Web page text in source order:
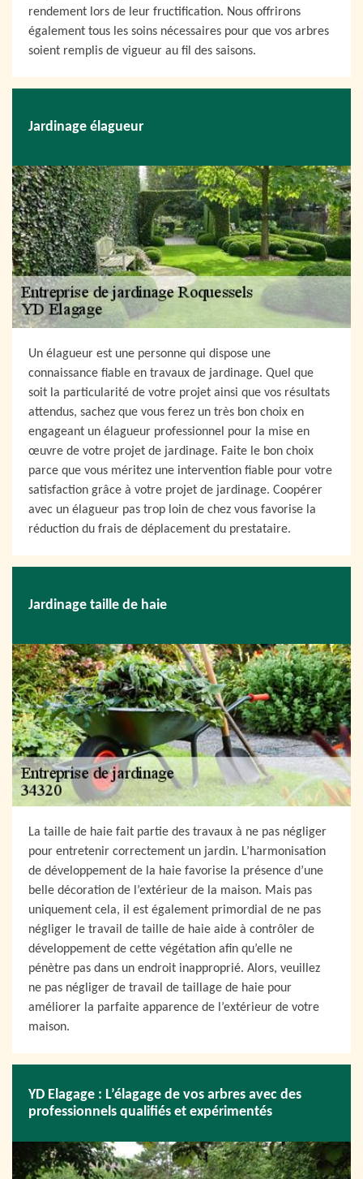
rendement lors de leur fructification. Nous offrirons
également tous les soins nécessaires pour que vos arbres
soient remplis de vigueur au fil des saisons.
Jardinage élagueur
Un élagueur est une personne qui dispose une
connaissance fiable en travaux de jardinage. Quel que
soit la particularité de votre projet ainsi que vos résultats
attendus, sachez que vous ferez un très bon choix en
engageant un élagueur professionnel pour la mise en
œuvre de votre projet de jardinage. Faite le bon choix
parce que vous méritez une intervention fiable pour votre
satisfaction grâce à votre projet de jardinage. Coopérer
avec un élagueur pas trop loin de chez vous favorise la
réduction du frais de déplacement du prestataire.
Jardinage taille de haie
La taille de haie fait partie des travaux à ne pas négliger
pour entretenir correctement un jardin. L’harmonisation
de développement de la haie favorise la présence d’une
belle décoration de l’extérieur de la maison. Mais pas
uniquement cela, il est également primordial de ne pas
négliger le travail de taille de haie aide à contrôler de
développement de cette végétation afin qu’elle ne
pénètre pas dans un endroit inapproprié. Alors, veuillez
ne pas négliger de travail de taillage de haie pour
améliorer la parfaite apparence de l’extérieur de votre
maison.
YD Elagage : L’élagage de vos arbres avec des
professionnels qualifiés et expérimentés